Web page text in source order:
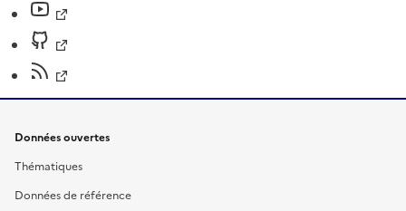
Données ouvertes
Thématiques
Données de référence